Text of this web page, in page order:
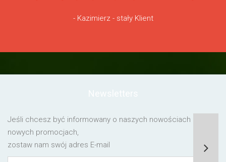
- Kazimierz - stały Klient
Jeśli chcesz być informowany o naszych nowościach lub o
nowych promocjach,
zostaw nam swój adres E-mail